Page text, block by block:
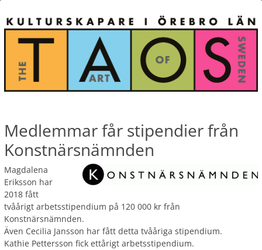
Medlemmar får stipendier från
Konstnärsnämnden
Magdalena
Eriksson har
2018 fått
tvåårigt arbetsstipendium på 120 000 kr från
Konstnärsnämnden.
Även Cecilia Jansson har fått detta tvååriga stipendium.
Kathie Pettersson fick ettårigt arbetsstipendium.